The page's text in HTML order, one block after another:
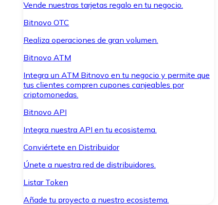
Vende nuestras tarjetas regalo en tu negocio.
Bitnovo OTC
Realiza operaciones de gran volumen.
Bitnovo ATM
Integra un ATM Bitnovo en tu negocio y permite que
tus clientes compren cupones canjeables por
criptomonedas.
Bitnovo API
Integra nuestra API en tu ecosistema.
Conviértete en Distribuidor
Únete a nuestra red de distribuidores.
Listar Token
Añade tu proyecto a nuestro ecosistema.